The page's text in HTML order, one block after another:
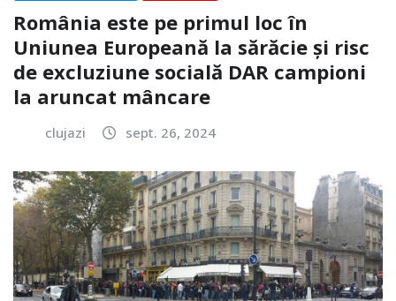
România este pe primul loc în
Uniunea Europeană la sărăcie și risc
de excluziune socială DAR campioni
la aruncat mâncare
clujazi sept. 26, 2024